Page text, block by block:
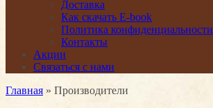
Доставка
Как скачать E-book
Политика конфиденциальности
Контакты
Акции
Связаться с нами
Главная » Производители